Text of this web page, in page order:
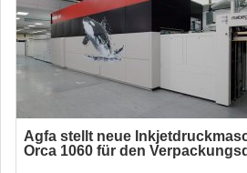
Agfa stellt neue
Orca 1060 für den